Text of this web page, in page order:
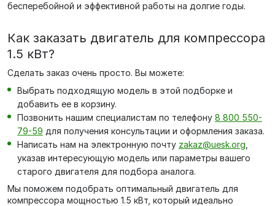
бесперебойной и эффективной работы на долгие годы.
Как заказать двигатель для компрессора
1.5 кВт?
Сделать заказ очень просто. Вы можете:
Выбрать подходящую модель в этой подборке и
добавить ее в корзину.
Позвонить нашим специалистам по телефону 8 800 550-
79-59 для получения консультации и оформления заказа.
Написать нам на электронную почту zakaz@uesk.org
указав интересующую модель или параметры вашего
старого двигателя для подбора аналога.
Мы поможем подобрать оптимальный двигатель для
компрессора мощностью 1.5 кВт, который идеально